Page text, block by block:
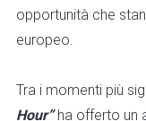
opportunità che
europeo.
Tra i momenti più
Hour”ha offerto un